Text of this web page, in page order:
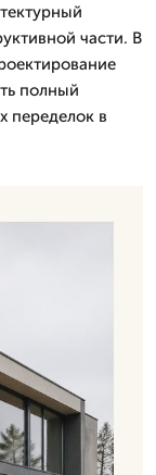
части. В
полный
переделок в